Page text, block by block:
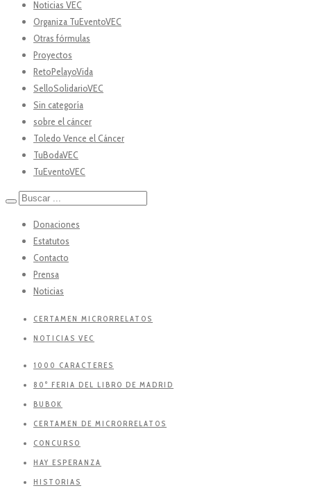
Noticias VEC
Organiza TuEventoVEC
Otras fórmulas
Proyectos
RetoPelayoVida
SelloSolidarioVEC
Sin categoría
sobre el cáncer
Toledo Vence el Cáncer
TuBodaVEC
TuEventoVEC
Donaciones
Estatutos
Contacto
Prensa
Noticias
CERTAMEN MICRORRELATOS
NOTICIAS VEC
1000 CARACTERES
80º FERIA DEL LIBRO DE MADRID
BUBOK
CERTAMEN DE MICRORRELATOS
CONCURSO
HAY ESPERANZA
HISTORIAS